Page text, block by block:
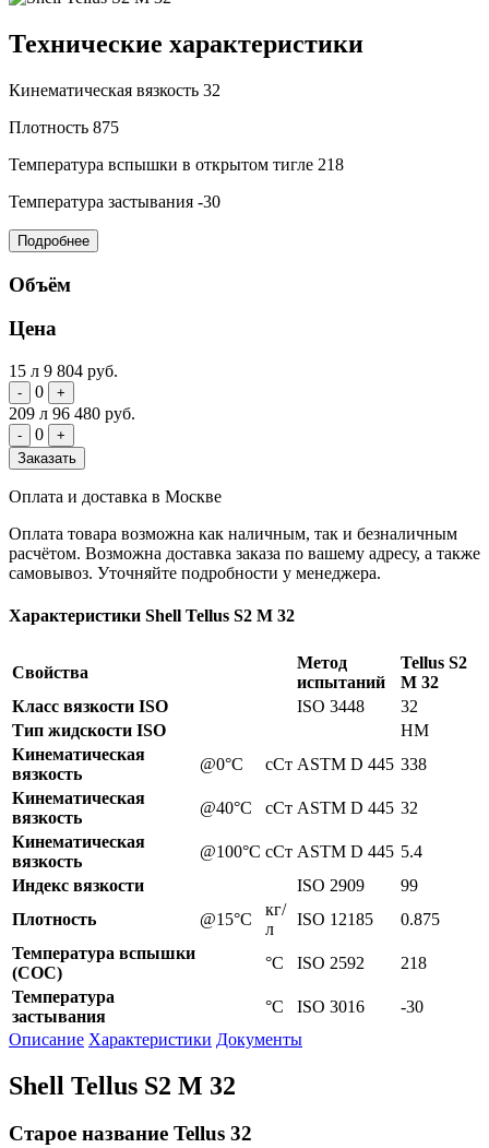
Технические характеристики
Кинематическая вязкость 32
Плотность 875
Температура вспышки в открытом тигле 218
Температура застывания -30
Подробнее
Объём
Цена
15 л 9 804 руб.
- 0 +
209 л 96 480 руб.
- 0
+
Заказать
Оплата и доставка в Москве
Оплата товара возможна как наличным, так и безналичным
расчётом. Возможна доставка заказа по вашему адресу, а также
самовывоз. Уточняйте подробности у менеджера.
Характеристики Shell Tellus S2 M 32
Свойства
Метод
испытаний
Tellus S2
M 32
Класс вязкости ISO
ISO 3448
32
Тип жидскости ISO
HM
Кинематическая
вязкость
@0°C сСт ASTM D 445 338
Кинематическая
вязкость
@40°C сСт ASTM D 445 32
Кинематическая
вязкость
@100°C сСт ASTM D 445 5.4
Индекс вязкости
ISO 2909
99
Плотность
@15°C
кг/
л
ISO 12185
0.875
Температура вспышки
(СОС)
°C ISO 2592
218
Температура
застывания
°C ISO 3016
-30
Описание Характеристики Документы
Shell Tellus S2 M 32
Старое название Tellus 32